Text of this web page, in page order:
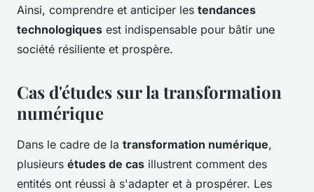
Ainsi, comprendre et anticiper les tendances
technologiques est indispensable pour bâtir une
société résiliente et prospère.
Cas d'études sur la transformation
numérique
Dans le cadre de la transformation numérique,
plusieurs études de cas illustrent comment des
entités ont réussi à s'adapter et à prospérer. Les